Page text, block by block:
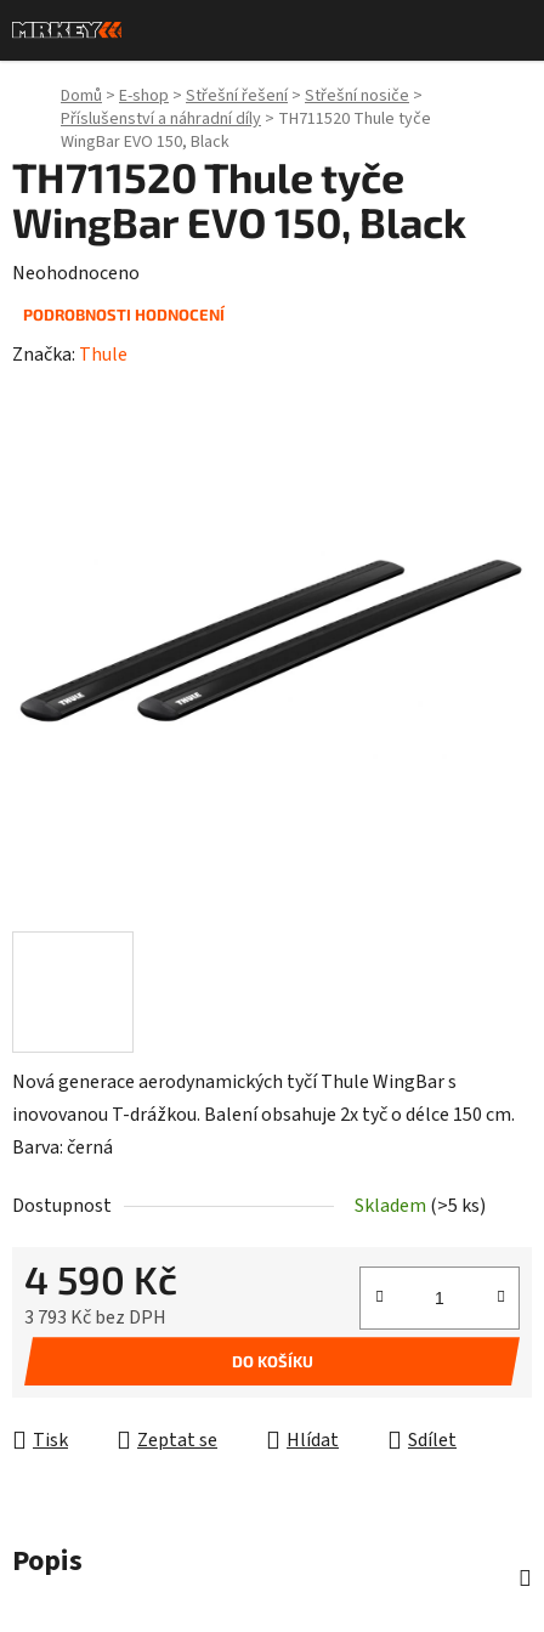
na
obsah
Domů > E-shop > Střešní řešení > Střešní nosiče >
Příslušenství a náhradní díly > TH711520 Thule tyče
WingBar EVO 150, Black
Nová generace aerodynamických tyčí Thule WingBar s
inovovanou T-drážkou. Balení obsahuje 2x tyč o délce 150 cm.
Barva: černá
Dostupnost Skladem (>5 ks)
4 590 Kč
3 793 Kč bez DPH
Měrná cena:
DO KOŠÍKU
Tisk Zeptat se Hlídat Sdílet
TH711520 Thule tyče
WingBar EVO 150, Black
Průměrné
hodnocení
Neohodnoceno
PODROBNOSTI HODNOCENÍ
Značka: Thule
Popis